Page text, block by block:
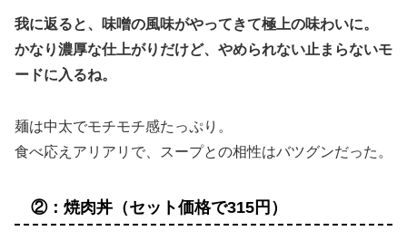
我に返ると、味噌の風味がやってきて極上の味わいに。
かなり濃厚な仕上がりだけど、やめられない止まらないモ
ードに入るね。
麺は中太でモチモチ感たっぷり。
食べ応えアリアリで、スープとの相性はバツグンだった。
②：焼肉丼（セット価格で315円）